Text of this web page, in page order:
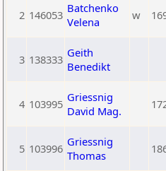
2 146053 Batchenko
Velena
w
3 138333 Geith
Benedikt
4 103995 Griessnig
David Mag.
5 103996 Griessnig
Thomas